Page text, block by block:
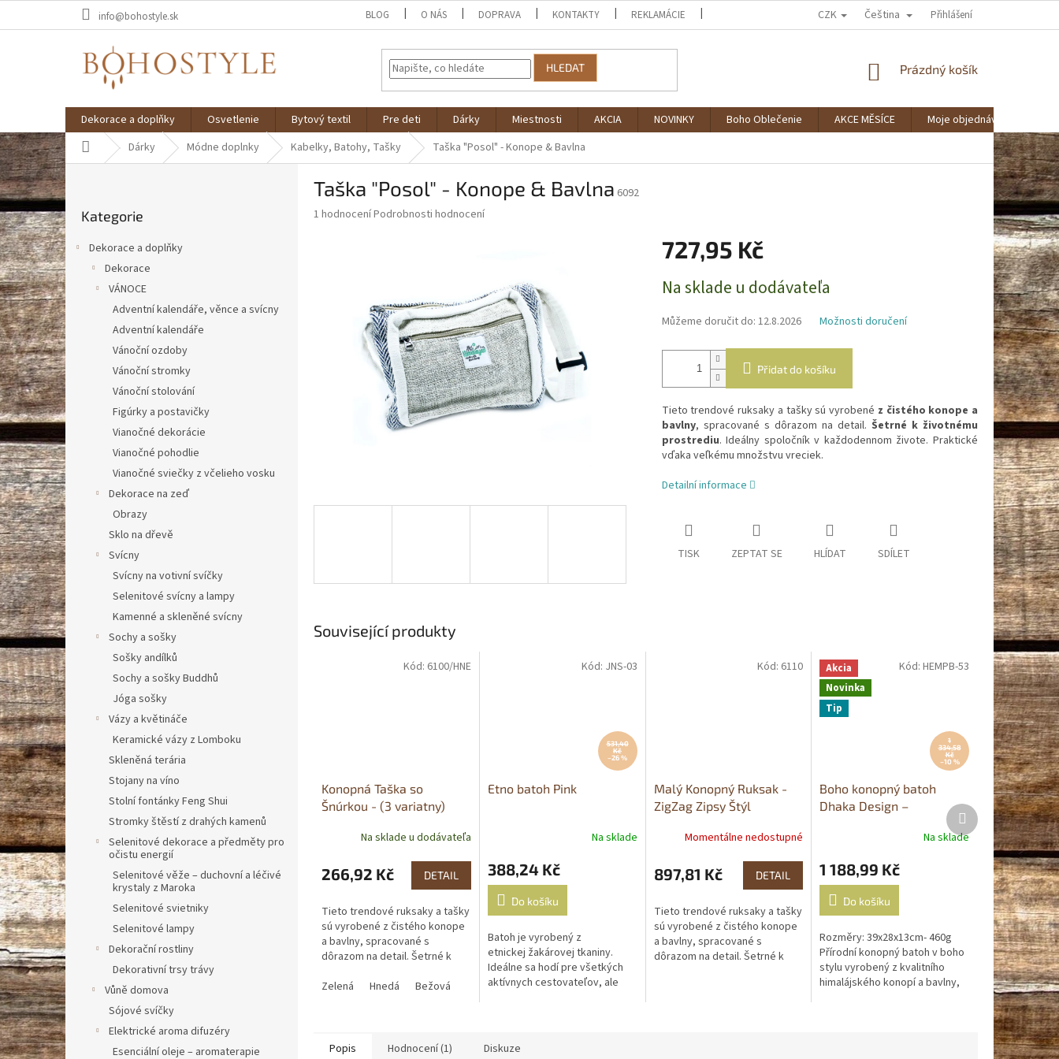
info@bohostyle.sk BLOG O NÁS DOPRAVA KONTAKTY REKLAMÁCIE SPOLUPRÁCA VERNOSTNÝ KLUB BOHOSTYLE
CZK Čeština Přihlášení
HLEDAT
NÁKUPNÍ
Prázdný košík
Dekorace a doplňky Osvetlenie Bytový textil Pre deti Dárky Miestnosti AKCIA NOVINKY Boho Oblečenie AKCE MĚSÍCE Moje objednávka
Domů Dárky Módne doplnky Kabelky, Batohy, Tašky Taška "Posol" - Konope & Bavlna
P
o
s
t
r
a
n
n
í
p
a
n
e
l
kategorie
Kategorie
Dekorace a doplňky
Dekorace
VÁNOCE
Adventní kalendáře, věnce a svícny
Adventní kalendáře
Vánoční ozdoby
Vánoční stromky
Vánoční stolování
Figúrky a postavičky
Vianočné dekorácie
Vianočné pohodlie
Vianočné sviečky z včelieho vosku
Dekorace na zeď
Obrazy
Sklo na dřevě
Svícny
Svícny na votivní svíčky
Selenitové svícny a lampy
Kamenné a skleněné svícny
Sochy a sošky
Sošky andílků
Sochy a sošky Buddhů
Jóga sošky
Vázy a květináče
Keramické vázy z Lomboku
Skleněná terária
Stojany na víno
Stolní fontánky Feng Shui
Stromky štěstí z drahých kamenů
Selenitové dekorace a předměty pro
očistu energií
Selenitové věže – duchovní a léčivé
krystaly z Maroka
Selenitové svietniky
Selenitové lampy
Dekorační rostliny
Dekorativní trsy trávy
Vůně domova
Sójové svíčky
Elektrické aroma difuzéry
Esenciální oleje – aromaterapie
Taška "Posol" - Konope & Bavlna 6092
Průměrné
1 hodnoceníPodrobnosti hodnocení
727,95 Kč
cena:
Na sklade u dodávateľa
Můžeme doručit do: 12.8.2026 Možnosti doručení
Přidat do košíku
Tieto trendové ruksaky a tašky sú vyrobené z čistého konope a
bavlny, spracované s dôrazom na detail. Šetrné k životnému
prostrediu. Ideálny spoločník v každodennom živote. Praktické
vďaka veľkému množstvu vreciek.
Detailní informace
TISK ZEPTAT SE HLÍDAT SDÍLET
Související produkty
Konopná Taška so
Šnúrkou - (3 variatny)
Na sklade u dodávateľa
266,92 Kč DETAIL
Tieto trendové ruksaky a tašky
sú vyrobené z čistého konope
a bavlny, spracované s
dôrazom na detail. Šetrné k
spoločník v každodennom
Zelená Hnedá Bežová
Kód: 6100/HNE
531,40
Kč
–26 %
Etno batoh Pink
Na sklade
388,24 Kč
Do košíku
Batoh je vyrobený z
etnickej žakárovej tkaniny.
Ideálne sa hodí pre všetkých
aktívnych cestovateľov, ale
Kód: JNS-03
Malý Konopný Ruksak -
ZigZag Zipsy Štýl
Momentálne nedostupné
897,81 Kč DETAIL
Tieto trendové ruksaky a tašky
sú vyrobené z čistého konope
a bavlny, spracované s
dôrazom na detail. Šetrné k
Kód: 6110
Akcia
Novinka
Tip
1
334,58
Kč
–10 %
Boho konopný batoh
Dhaka Design –
Na sklade
1 188,99 Kč
Do košíku
Rozměry: 39x28x13cm- 460g
Přírodní konopný batoh v boho
stylu vyrobený z kvalitního
himalájského konopí a bavlny,
Kód: HEMPB-53
Další
produkt
Popis Hodnocení (1) Diskuze